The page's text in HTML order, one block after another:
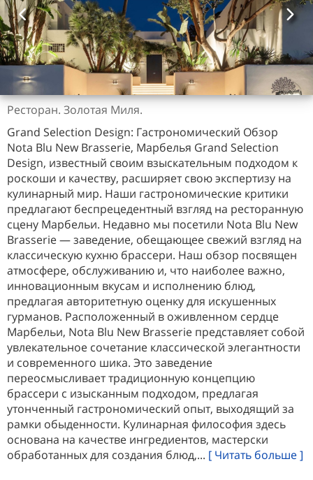
Ресторан. Золотая Миля.
Grand Selection Design: Гастрономический Обзор
Nota Blu New Brasserie, Марбелья Grand Selection
Design, известный своим взыскательным подходом к
роскоши и качеству, расширяет свою экспертизу на
кулинарный мир. Наши гастрономические критики
предлагают беспрецедентный взгляд на ресторанную
сцену Марбельи. Недавно мы посетили Nota Blu New
Brasserie — заведение, обещающее свежий взгляд на
классическую кухню брассери. Наш обзор посвящен
атмосфере, обслуживанию и, что наиболее важно,
инновационным вкусам и исполнению блюд,
предлагая авторитетную оценку для искушенных
гурманов. Расположенный в оживленном сердце
Марбельи, Nota Blu New Brasserie представляет собой
увлекательное сочетание классической элегантности
и современного шика. Это заведение
переосмысливает традиционную концепцию
брассери с изысканным подходом, предлагая
утонченный гастрономический опыт, выходящий за
рамки обыденности. Кулинарная философия здесь
основана на качестве ингредиентов, мастерски
обработанных для создания блюд,... [ Читать больше ]